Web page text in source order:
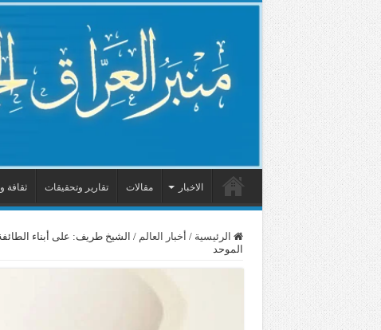
الاخبار مقالات تقارير وتحقيقات ثقافة
الرئيسية / أخبار العالم / الشيخ طريف: على أبناء
الموحد